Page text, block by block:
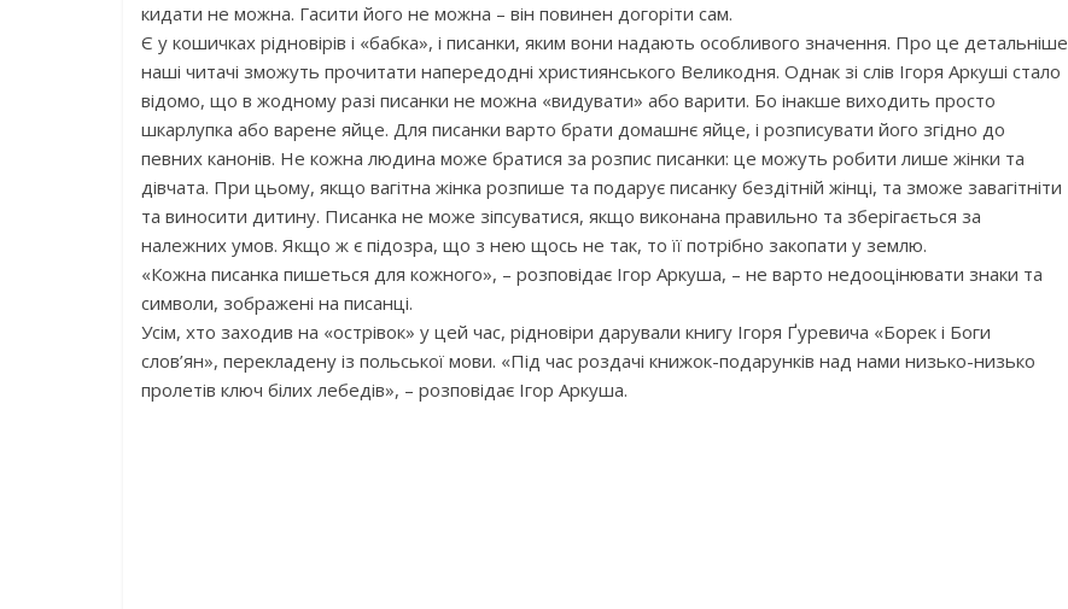
кидати не можна. Гасити його не можна – він повинен догоріти сам.
Є у кошичках рідновірів і «бабка», і писанки, яким вони надають особливого значення. Про це детальніше
наші читачі зможуть прочитати напередодні християнського Великодня. Однак зі слів Ігоря Аркуші стало
відомо, що в жодному разі писанки не можна «видувати» або варити. Бо інакше виходить просто
шкарлупка або варене яйце. Для писанки варто брати домашнє яйце, і розписувати його згідно до
певних канонів. Не кожна людина може братися за розпис писанки: це можуть робити лише жінки та
дівчата. При цьому, якщо вагітна жінка розпише та подарує писанку бездітній жінці, та зможе завагітніти
та виносити дитину. Писанка не може зіпсуватися, якщо виконана правильно та зберігається за
належних умов. Якщо ж є підозра, що з нею щось не так, то її потрібно закопати у землю.
«Кожна писанка пишеться для кожного», – розповідає Ігор Аркуша, – не варто недооцінювати знаки та
символи, зображені на писанці.
Усім, хто заходив на «острівок» у цей час, рідновіри дарували книгу Ігоря Ґуревича «Борек і Боги
слов’ян», перекладену із польської мови. «Під час роздачі книжок-подарунків над нами низько-низько
пролетів ключ білих лебедів», – розповідає Ігор Аркуша.